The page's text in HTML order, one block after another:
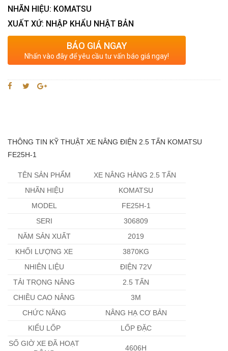
NHÃN HIỆU: KOMATSU
XUẤT XỨ: NHẬP KHẨU NHẬT BẢN
BÁO GIÁ NGAY
Nhấn vào đây để yêu cầu tư vấn báo giá ngay!
THÔNG TIN KỸ THUẬT XE NÂNG ĐIỆN 2.5 TẤN KOMATSU
FE25H-1
TÊN SẢN PHẨM
XE NÂNG HÀNG 2.5 TẤN
NHÃN HIỆU
KOMATSU
MODEL
FE25H-1
SERI
306809
NĂM SẢN XUẤT
2019
KHỐI LƯỢNG XE
3870KG
NHIÊN LIỆU
ĐIỆN 72V
TẢI TRỌNG NÂNG
2.5 TẤN
CHIỀU CAO NÂNG
3M
CHỨC NĂNG
NÂNG HẠ CƠ BẢN
KIỂU LỐP
LỐP ĐẶC
SỐ GIỜ XE ĐÃ HOẠT
4606H